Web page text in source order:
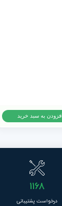
افزودن به سبد خرید
1168
درخواست پشتیبانی